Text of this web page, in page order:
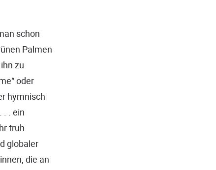
schon
Palmen
zu
oder
hymnisch
. . ein
früh
globaler
die an